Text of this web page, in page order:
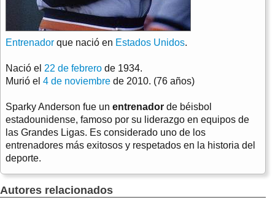
Entrenador que nació en Estados Unidos.
Nació el 22 de febrero de 1934.
Murió el 4 de noviembre de 2010. (76 años)
Sparky Anderson fue un entrenador de béisbol
estadounidense, famoso por su liderazgo en equipos de
las Grandes Ligas. Es considerado uno de los
entrenadores más exitosos y respetados en la historia del
deporte.
Autores relacionados